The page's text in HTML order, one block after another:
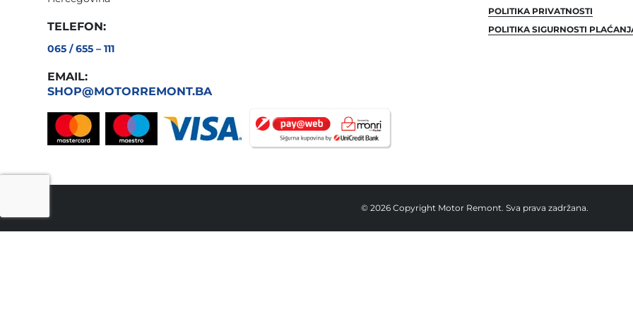
TELEFON:
065 / 655 – 111
EMAIL:
SHOP@MOTORREMONT.BA
POLITIKA PRIVATNOSTI
POLITIKA SIGURNOSTI
© 2026 Copyright Motor Remont. Sva prava zadržana.